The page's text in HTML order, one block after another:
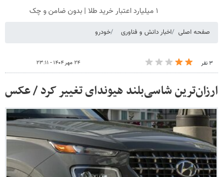
۱ میلیارد اعتبار خرید طلا | بدون ضامن و چک
صفحه اصلی اخبار دانش و فناوری خودرو
۳ نفر ۲۴ مهر ۱۴۰۴ - ۲۳:۱۱
ارزان‌ترین شاسی‌بلند هیوندای تغییر کرد / عکس